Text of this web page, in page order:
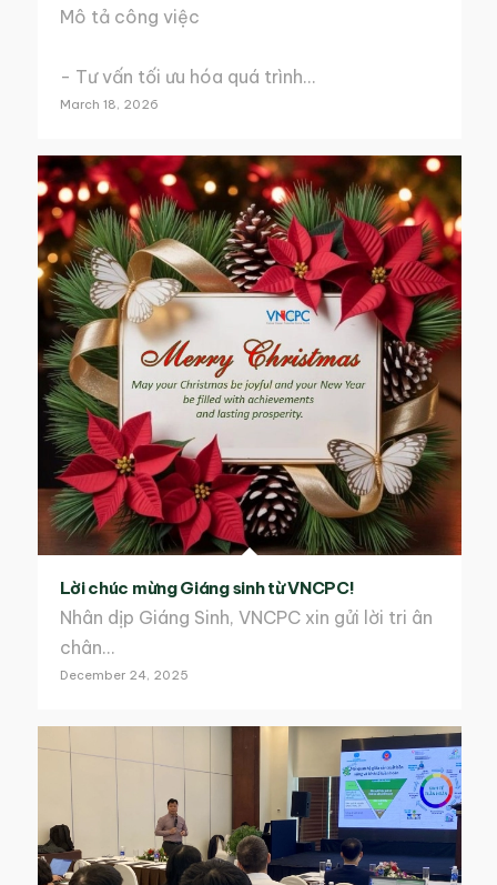
Mô tả công việc
- Tư vấn tối ưu hóa quá trình…
March 18, 2026
Lời chúc mừng Giáng sinh từ VNCPC!
Nhân dịp Giáng Sinh, VNCPC xin gửi lời tri ân
chân…
December 24, 2025